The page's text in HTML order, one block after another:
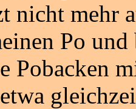
nicht mehr
Po
Pobacken